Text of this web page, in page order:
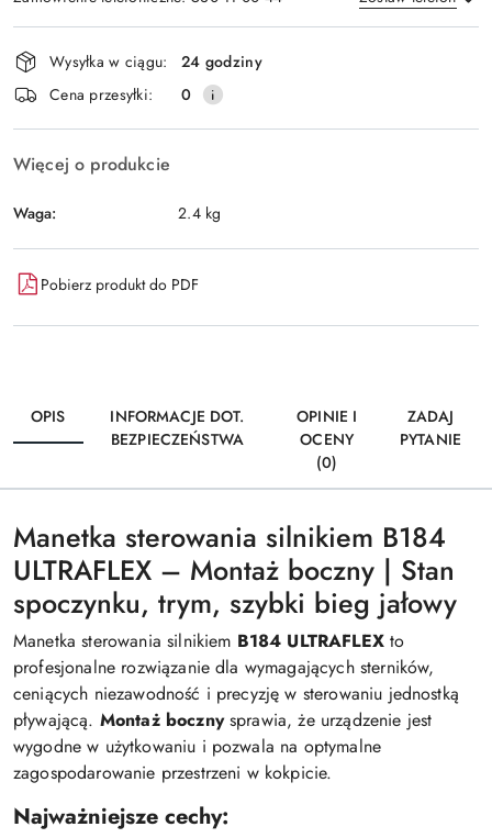
Wyślij
Dostępność
i
dostawa
Wysyłka w ciągu:
24 godziny
Cena przesyłki:
0
Więcej o produkcie
Waga: 2.4 kg
Pobierz produkt do PDF
OPIS
INFORMACJE DOT.
BEZPIECZEŃSTWA
OPINIE I
OCENY
(0)
ZADAJ
PYTANIE
Manetka sterowania silnikiem B184
ULTRAFLEX – Montaż boczny | Stan
spoczynku, trym, szybki bieg jałowy
Manetka sterowania silnikiem B184 ULTRAFLEXto
profesjonalne rozwiązanie dla wymagających sterników,
ceniących niezawodność i precyzję w sterowaniu jednostką
pływającą. Montaż bocznysprawia, że urządzenie jest
wygodne w użytkowaniu i pozwala na optymalne
zagospodarowanie przestrzeni w kokpicie.
Najważniejsze cechy: